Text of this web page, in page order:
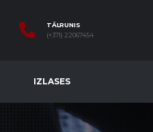
TĀLRUNIS
(+371) 22067454
IZLASES